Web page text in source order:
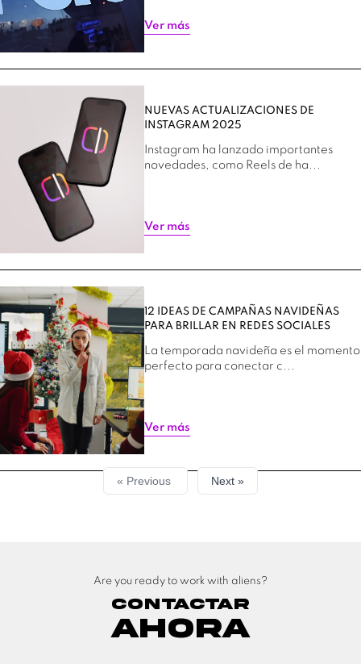
Ver más
NUEVAS ACTUALIZACIONES DE
INSTAGRAM 2025
Instagram ha lanzado importantes
novedades, como Reels de ha...
Ver más
12 IDEAS DE CAMPAÑAS NAVIDEÑAS
PARA BRILLAR EN REDES SOCIALES
La temporada navideña es el momento
perfecto para conectar c...
Ver más
« Previous Next »
Are you ready to work with aliens?
Contactar
Ahora